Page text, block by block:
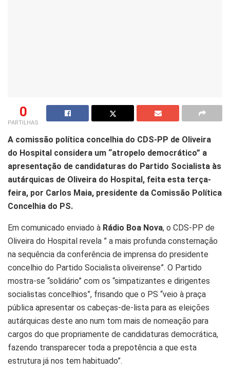
0
PARTILHAS
A comissão política concelhia do CDS-PP de Oliveira
do Hospital considera um “atropelo democrático” a
apresentação de candidaturas do Partido Socialista às
autárquicas de Oliveira do Hospital, feita esta terça-
feira, por Carlos Maia, presidente da Comissão Política
Concelhia do PS.
Em comunicado enviado à Rádio Boa Nova, o CDS-PP de
Oliveira do Hospital revela ” a mais profunda consternação
na sequência da conferência de imprensa do presidente
concelhio do Partido Socialista oliveirense”. O Partido
mostra-se “solidário” com os “simpatizantes e dirigentes
socialistas concelhios”, frisando que o PS “veio à praça
pública apresentar os cabeças-de-lista para as eleições
autárquicas deste ano num tom mais de nomeação para
cargos do que propriamente de candidaturas democrática,
fazendo transparecer toda a prepotência a que esta
estrutura já nos tem habituado”.